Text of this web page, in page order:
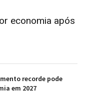
economia após
recorde pode
em 2027